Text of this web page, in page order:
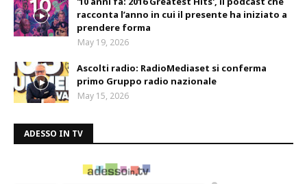
racconta l’anno in cui il presente ha iniziato a
prendere forma
May 19, 2026
Ascolti radio: RadioMediaset si conferma
primo Gruppo radio nazionale
May 15, 2026
ADESSO IN TV